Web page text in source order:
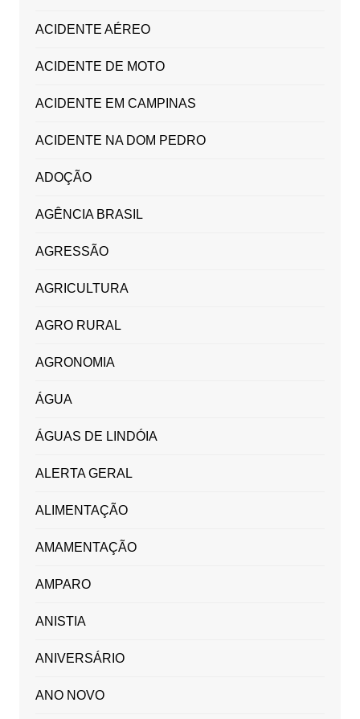
ACIDENTE AÉREO
ACIDENTE DE MOTO
ACIDENTE EM CAMPINAS
ACIDENTE NA DOM PEDRO
ADOÇÃO
AGÊNCIA BRASIL
AGRESSÃO
AGRICULTURA
AGRO RURAL
AGRONOMIA
ÁGUA
ÁGUAS DE LINDÓIA
ALERTA GERAL
ALIMENTAÇÃO
AMAMENTAÇÃO
AMPARO
ANISTIA
ANIVERSÁRIO
ANO NOVO